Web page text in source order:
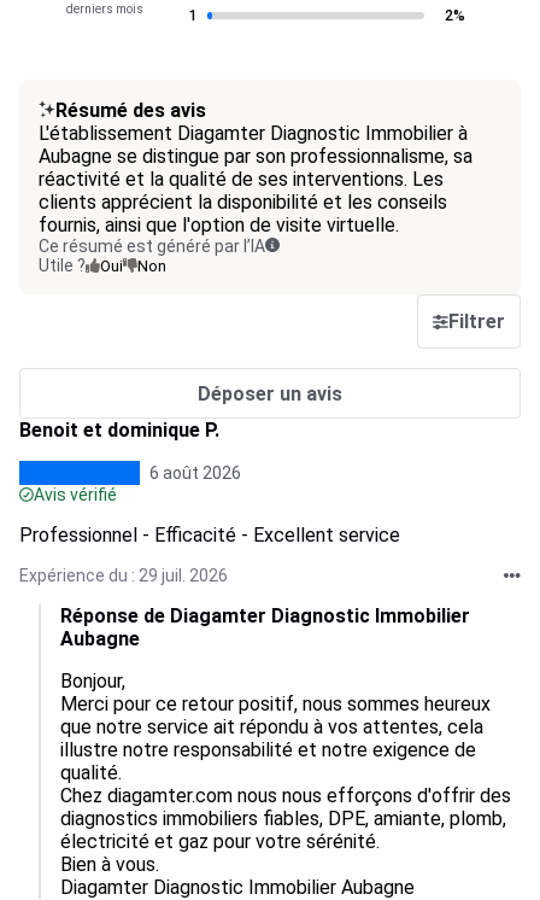
derniers mois
1
2%
Résumé des avis
L'établissement Diagamter Diagnostic Immobilier à
Aubagne se distingue par son professionnalisme, sa
réactivité et la qualité de ses interventions. Les
clients apprécient la disponibilité et les conseils
fournis, ainsi que l'option de visite virtuelle.
Ce résumé est généré par l’IA
Utile ?
Oui Non
Filtrer
Déposer un avis
Benoit et dominique P.
6 août 2026
Avis vérifié
Professionnel - Efficacité - Excellent service
Expérience du : 29 juil. 2026
Réponse de Diagamter Diagnostic Immobilier
Aubagne
Bonjour,
Merci pour ce retour positif, nous sommes heureux
que notre service ait répondu à vos attentes, cela
illustre notre responsabilité et notre exigence de
qualité.
Chez diagamter.com nous nous efforçons d'offrir des
diagnostics immobiliers fiables, DPE, amiante, plomb,
électricité et gaz pour votre sérénité.
Bien à vous.
Diagamter Diagnostic Immobilier Aubagne